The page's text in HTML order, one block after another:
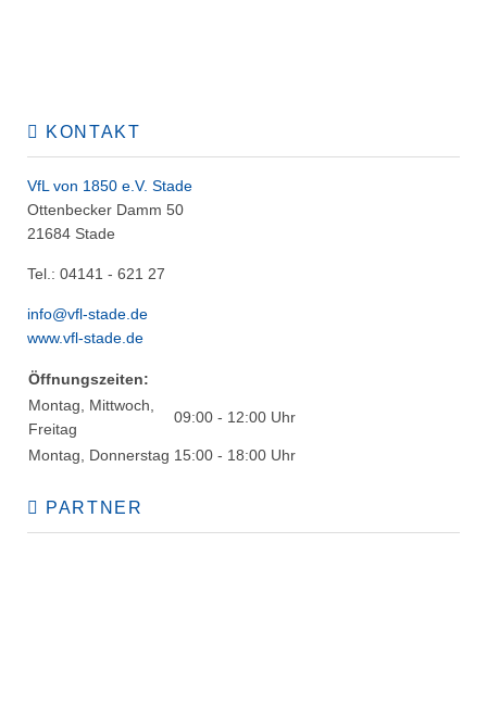
KONTAKT
VfL von 1850 e.V. Stade
Ottenbecker Damm 50
21684 Stade
Tel.: 04141 - 621 27
info@vfl-stade.de
www.vfl-stade.de
Öffnungszeiten:
Montag, Mittwoch,
Freitag
09:00 - 12:00 Uhr
Montag, Donnerstag 15:00 - 18:00 Uhr
PARTNER